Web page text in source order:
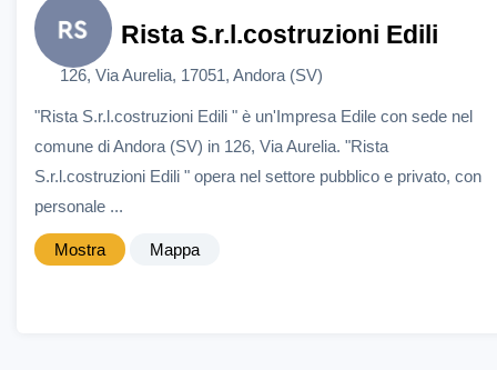
Rista S.r.l.costruzioni Edili
126, Via Aurelia, 17051, Andora (SV)
"Rista S.r.l.costruzioni Edili " è un'Impresa Edile con sede nel
comune di Andora (SV) in 126, Via Aurelia. "Rista
S.r.l.costruzioni Edili " opera nel settore pubblico e privato, con
personale ...
Mostra Mappa